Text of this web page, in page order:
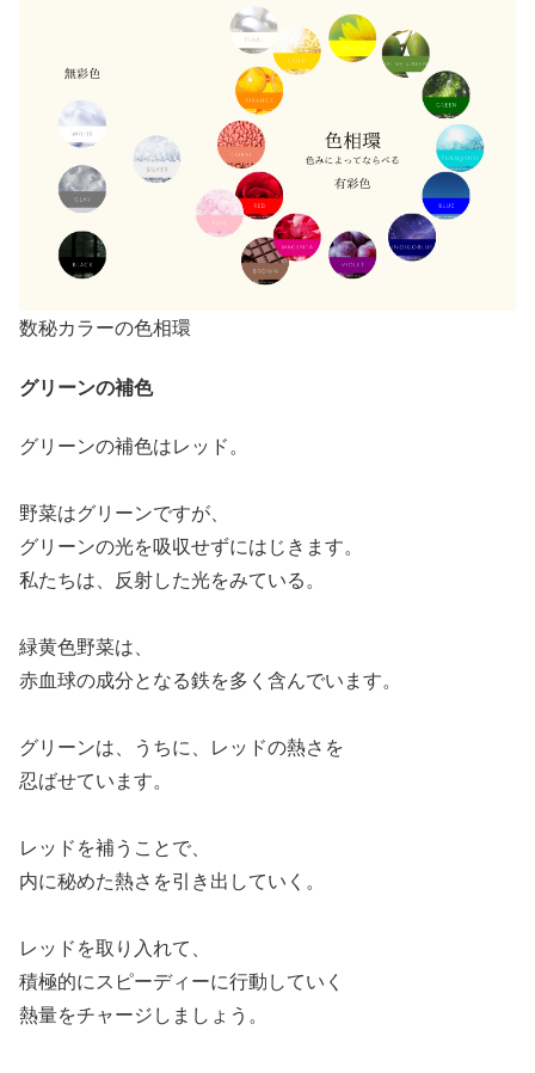
数秘カラーの色相環
グリーンの補色
グリーンの補色はレッド。
野菜はグリーンですが、
グリーンの光を吸収せずにはじきます。
私たちは、反射した光をみている。
緑黄色野菜は、
赤血球の成分となる鉄を多く含んでいます。
グリーンは、うちに、レッドの熱さを
忍ばせています。
レッドを補うことで、
内に秘めた熱さを引き出していく。
レッドを取り入れて、
積極的にスピーディーに行動していく
熱量をチャージしましょう。